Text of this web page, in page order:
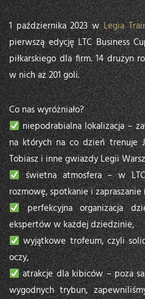
1 października 2023 wLegia
pierwszą edycję LTC Business
piłkarskiego dla firm. 14 drużyn
w nich aż 201 goli.
Co nas wyróżniało?
niepodrabialna lokalizacja –
na których na co dzień trenuje
Tobiasz i inne gwiazdy Legii
świetna atmosfera – w
rozmowę, spotkanie i
perfekcyjna organizacja
ekspertów w każdej dziedzinie,
wyjątkowe trofeum, czyli
oczy,
atrakcje dla kibiców – poza
wygodnych trybun,